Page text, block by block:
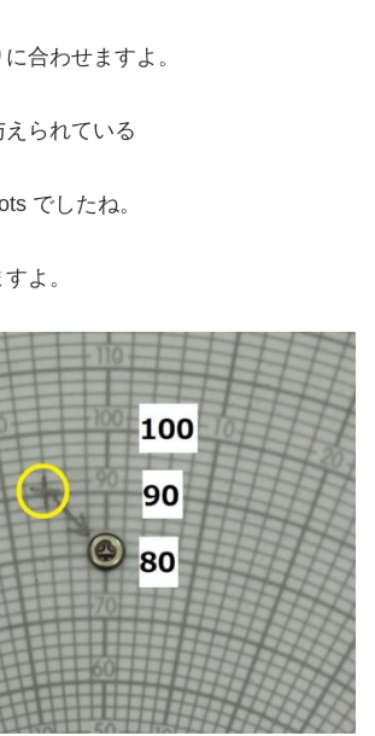
合わせますよ。
られている
でしたね。
よ。